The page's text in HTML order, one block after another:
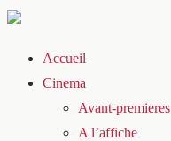
Accueil
Cinema
Avant-premieres
A l’affiche